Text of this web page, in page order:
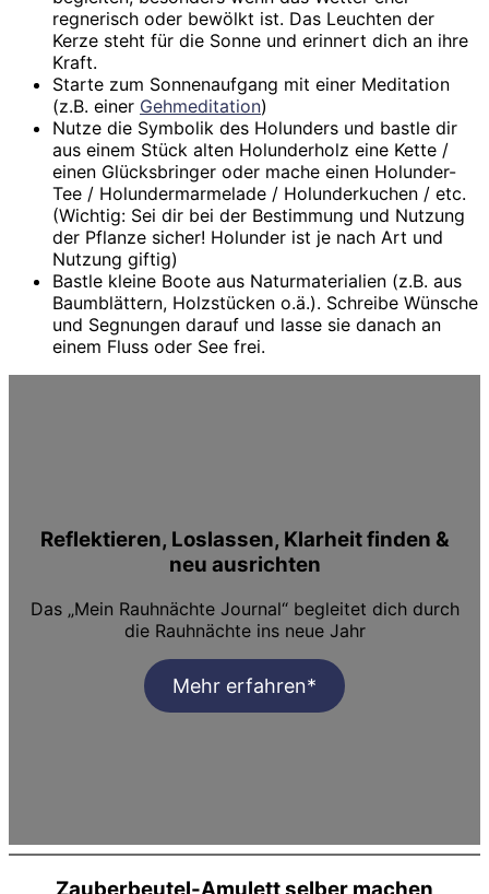
regnerisch oder bewölkt ist. Das Leuchten der
Kerze steht für die Sonne und erinnert dich an ihre
Kraft.
Starte zum Sonnenaufgang mit einer Meditation
(z.B. einer Gehmeditation)
Nutze die Symbolik des Holunders und bastle dir
aus einem Stück alten Holunderholz eine Kette /
einen Glücksbringer oder mache einen Holunder-
Tee / Holundermarmelade / Holunderkuchen / etc.
(Wichtig: Sei dir bei der Bestimmung und Nutzung
der Pflanze sicher! Holunder ist je nach Art und
Nutzung giftig)
Bastle kleine Boote aus Naturmaterialien (z.B. aus
Baumblättern, Holzstücken o.ä.). Schreibe Wünsche
und Segnungen darauf und lasse sie danach an
einem Fluss oder See frei.
Reflektieren, Loslassen, Klarheit finden &
neu ausrichten
Das „Mein Rauhnächte Journal“ begleitet dich durch
die Rauhnächte ins neue Jahr
Mehr erfahren*
Zauberbeutel-Amulett selber machen